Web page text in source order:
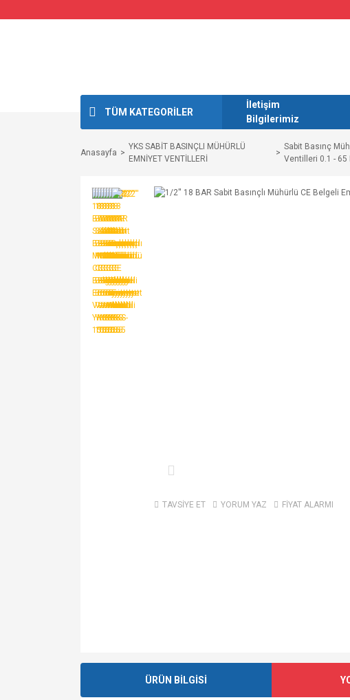
TÜM KATEGORİLER
İletişim
Bilgilerimiz
Anasayfa
YKS SABİT BASINÇLI MÜHÜRLÜ
EMNİYET VENTİLLERİ
Sabit Basınç
Ventilleri 0.1 - 65
TAVSİYE ET YORUM YAZ FİYAT ALARMI
ÜRÜN BİLGİSİ